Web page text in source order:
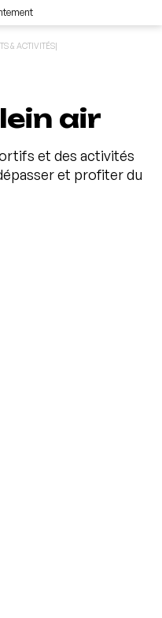
& ACTIVITÉS|
air
et des activités
et profiter du